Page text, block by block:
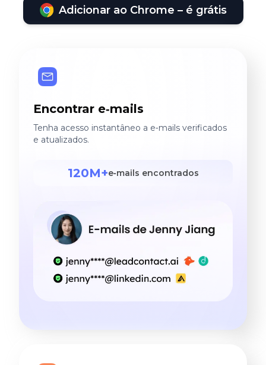
Adicionar ao Chrome – é grátis
Encontrar e‑mails
Tenha acesso instantâneo a e‑mails verificados
e atualizados.
120M+e‑mails encontrados